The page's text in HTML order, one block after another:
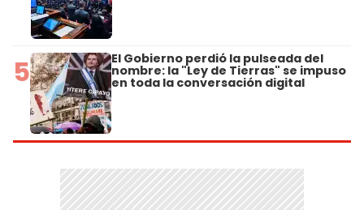
5 El Gobierno perdió la pulseada del
nombre: la "Ley de Tierras" se impuso
en toda la conversación digital